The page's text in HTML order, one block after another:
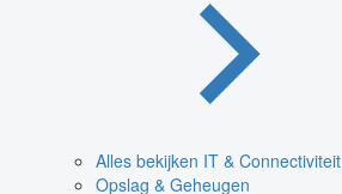
Alles bekijken IT & Connectiviteit
Opslag & Geheugen